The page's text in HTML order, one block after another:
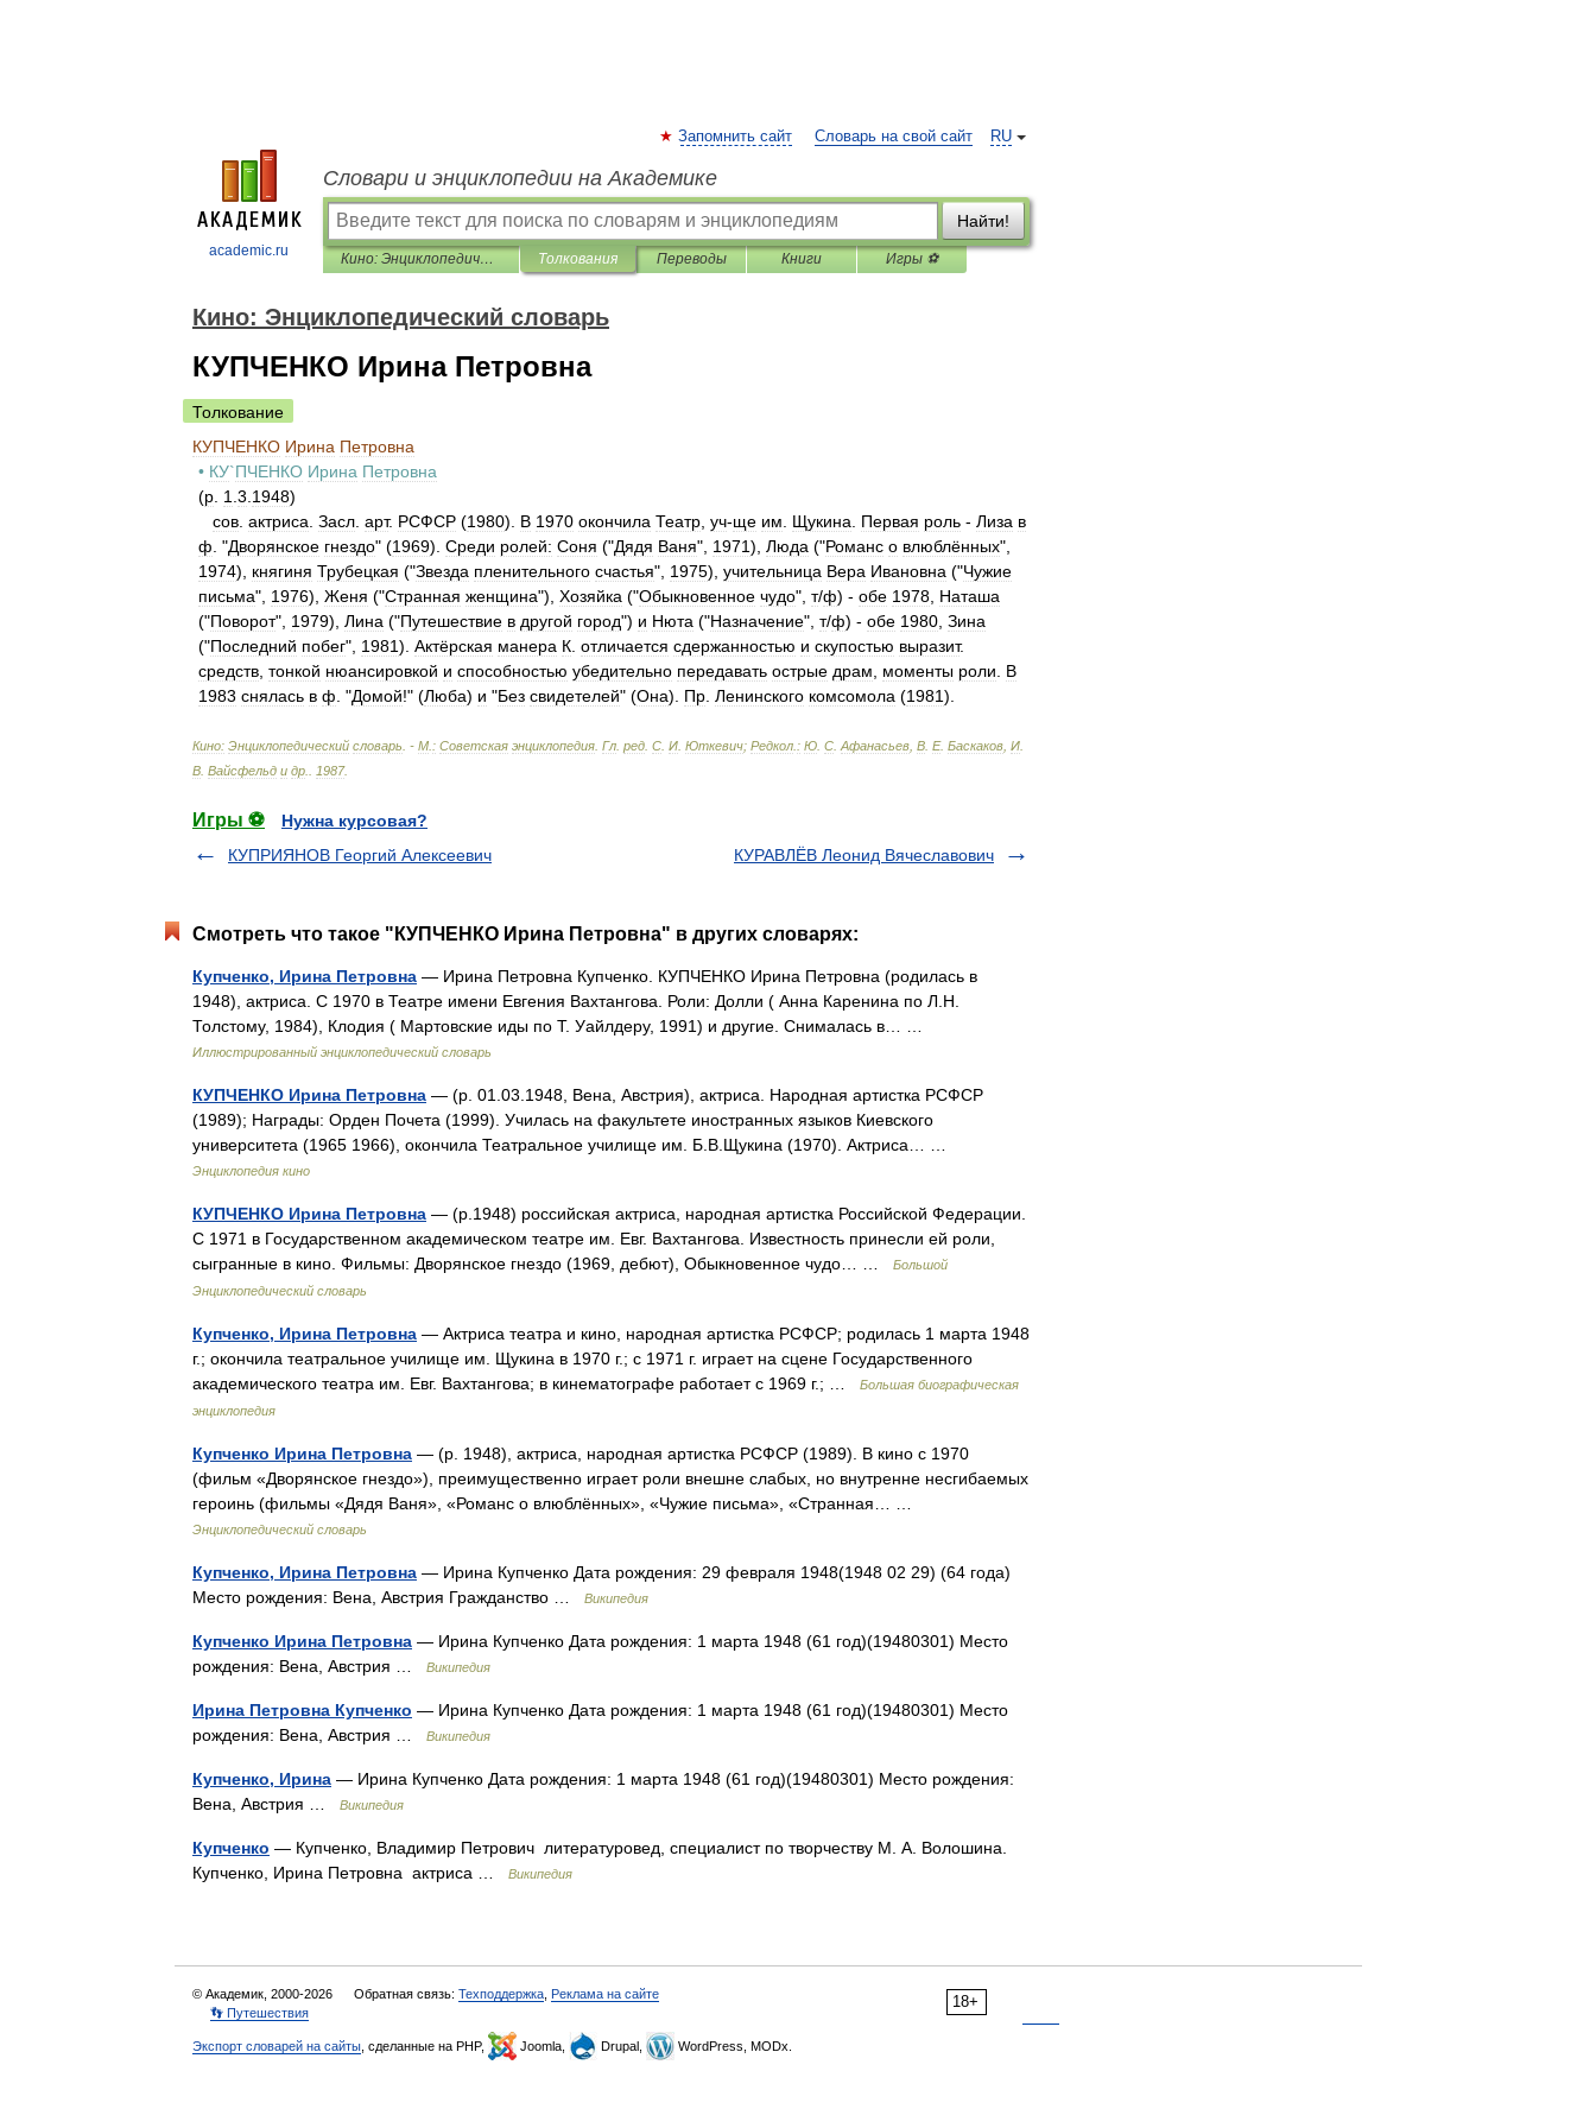
academic.ru
RU
Запомнить сайт Словарь на свой сайт
Словари и энциклопедии на Академике
Найти!
Кино: Энциклопедический словарь Толкования Переводы Книги Игры ⚽
Кино: Энциклопедический словарь
КУПЧЕНКО Ирина Петровна
Толкование
КУПЧЕНКО Ирина Петровна
• КУ`ПЧЕНКО Ирина Петровна
(р 1 3 1948)
сов актриса Засл арт. РСФСР (1980). В 1970 окончила Театр уч-ще им Щукина Первая роль - Лиза в
ф . "Дворянское гнездо" (1969). Среди ролей: Соня ("Дядя Ваня", 1971), Люда ("Романс о влюблённых",
1974), княгиня Трубецкая ("Звезда пленительного счастья", 1975), учительница Вера Ивановна ("Чужие
письма", 1976), Женя ("Странная женщина"), Хозяйка ("Обыкновенное чудо", т/ф) - обе 1978 Наташа
("Поворот", 1979), Лина ("Путешествие в другой город") и Нюта ("Назначение", т/ф) - обе 1980 Зина
("Последний побег", 1981). Актёрская манера К отличается сдержанностью и скупостью выразит.
средств тонкой нюансировкой и способностью убедительно передавать острые драм моменты роли
В
1983 снялась в ф . "Домой!" (Люба) и "Без свидетелей" (Она). Пр Ленинского комсомола (1981).
Кино: Энциклопедический словарь . - М : Советская энциклопедия Гл ред С И Юткевич; Редкол : Ю С Афанасьев В Е. Баскаков И
В Вайсфельд и др 1987.
Игры ⚽
Нужна курсовая?
КУПРИЯНОВ Георгий Алексеевич
КУРАВЛЁВ Леонид Вячеславович
Смотреть что такое "КУПЧЕНКО Ирина Петровна" в других словарях:
Купченко, Ирина Петровна — Ирина Петровна Купченко. КУПЧЕНКО Ирина Петровна (родилась в
1948), актриса. С 1970 в Театре имени Евгения Вахтангова. Роли: Долли ( Анна Каренина по Л.Н.
Толстому, 1984), Клодия ( Мартовские иды по Т. Уайлдеру, 1991) и другие. Снималась в… …
Иллюстрированный энциклопедический словарь
КУПЧЕНКО Ирина Петровна — (р. 01.03.1948, Вена, Австрия), актриса. Народная артистка РСФСР
(1989); Награды: Орден Почета (1999). Училась на факультете иностранных языков Киевского
университета (1965 1966), окончила Театральное училище им. Б.В.Щукина (1970). Актриса… …
Энциклопедия кино
КУПЧЕНКО Ирина Петровна — (р.1948) российская актриса, народная артистка Российской Федерации.
С 1971 в Государственном академическом театре им. Евг. Вахтангова. Известность принесли ей роли,
сыгранные в кино. Фильмы: Дворянское гнездо (1969, дебют), Обыкновенное чудо… …
Большой
Энциклопедический словарь
Купченко, Ирина Петровна — Актриса театра и кино, народная артистка РСФСР; родилась 1 марта 1948
г.; окончила театральное училище им. Щукина в 1970 г.; с 1971 г. играет на сцене Государственного
академического театра им. Евг. Вахтангова; в кинематографе работает с 1969 г.; …
Большая биографическая
энциклопедия
Купченко Ирина Петровна — (р. 1948), актриса, народная артистка РСФСР (1989). В кино с 1970
(фильм «Дворянское гнездо»), преимущественно играет роли внешне слабых, но внутренне несгибаемых
героинь (фильмы «Дядя Ваня», «Романс о влюблённых», «Чужие письма», «Странная… …
Энциклопедический словарь
Купченко, Ирина Петровна — Ирина Купченко Дата рождения: 29 февраля 1948(1948 02 29) (64 года)
Место рождения: Вена, Австрия Гражданство …
Википедия
Купченко Ирина Петровна — Ирина Купченко Дата рождения: 1 марта 1948 (61 год)(19480301) Место
рождения: Вена, Австрия …
Википедия
Ирина Петровна Купченко — Ирина Купченко Дата рождения: 1 марта 1948 (61 год)(19480301) Место
рождения: Вена, Австрия …
Википедия
Купченко, Ирина — Ирина Купченко Дата рождения: 1 марта 1948 (61 год)(19480301) Место рождения:
Вена, Австрия …
Википедия
Купченко — Купченко, Владимир Петрович литературовед, специалист по творчеству М. А. Волошина.
Купченко, Ирина Петровна актриса …
Википедия
18+
© Академик, 2000-2026 Обратная связь: Техподдержка Реклама на сайте
👣 Путешествия
Экспорт словарей на сайты , сделанные на PHP, Joomla, Drupal, WordPress, MODx.